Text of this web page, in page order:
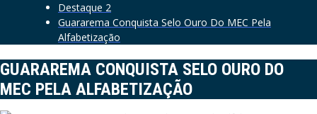
Destaque 2
Guararema Conquista Selo Ouro Do MEC Pela
Alfabetização
GUARAREMA CONQUISTA SELO OURO DO
MEC PELA ALFABETIZAÇÃO